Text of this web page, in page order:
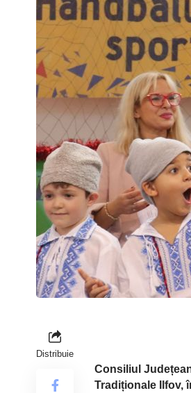
Distribuie
Consiliul
Tradiționale Ilfov,